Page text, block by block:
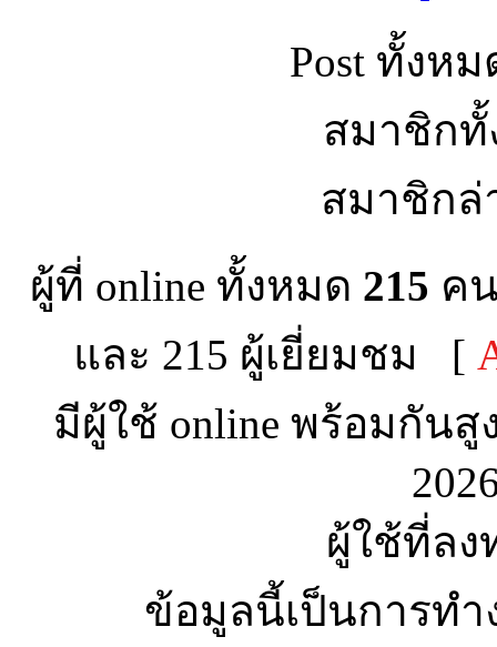
Post ทั้งห
สมาชิก
สมาชิก
ผู้ที่ online ทั้งหมด 215 ค
และ 215 ผู้เยี่ยมชม [
มีผู้ใช้ online พร้อมกัน
ผู้ใช้ที่ลง
ข้อมูลนี้เป็นการทำ